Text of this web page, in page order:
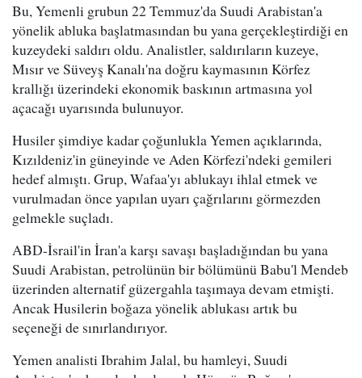
Bu, Yemenli grubun 22 Temmuz'da Suudi Arabistan'a
yönelik abluka başlatmasından bu yana gerçekleştirdiği en
kuzeydeki saldırı oldu. Analistler, saldırıların kuzeye,
Mısır ve Süveyş Kanalı'na doğru kaymasının Körfez
krallığı üzerindeki ekonomik baskının artmasına yol
açacağı uyarısında bulunuyor.
Husiler şimdiye kadar çoğunlukla Yemen açıklarında,
Kızıldeniz'in güneyinde ve Aden Körfezi'ndeki gemileri
hedef almıştı. Grup, Wafaa'yı ablukayı ihlal etmek ve
vurulmadan önce yapılan uyarı çağrılarını görmezden
gelmekle suçladı.
ABD-İsrail'in İran'a karşı savaşı başladığından bu yana
Suudi Arabistan, petrolünün bir bölümünü Babu'l Mendeb
üzerinden alternatif güzergahla taşımaya devam etmişti.
Ancak Husilerin boğaza yönelik ablukası artık bu
seçeneği de sınırlandırıyor.
Yemen analisti Ibrahim Jalal, bu hamleyi, Suudi